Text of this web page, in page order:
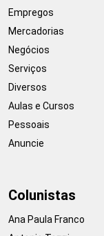
Empregos
Mercadorias
Negócios
Serviços
Diversos
Aulas e Cursos
Pessoais
Anuncie
Colunistas
Ana Paula Franco